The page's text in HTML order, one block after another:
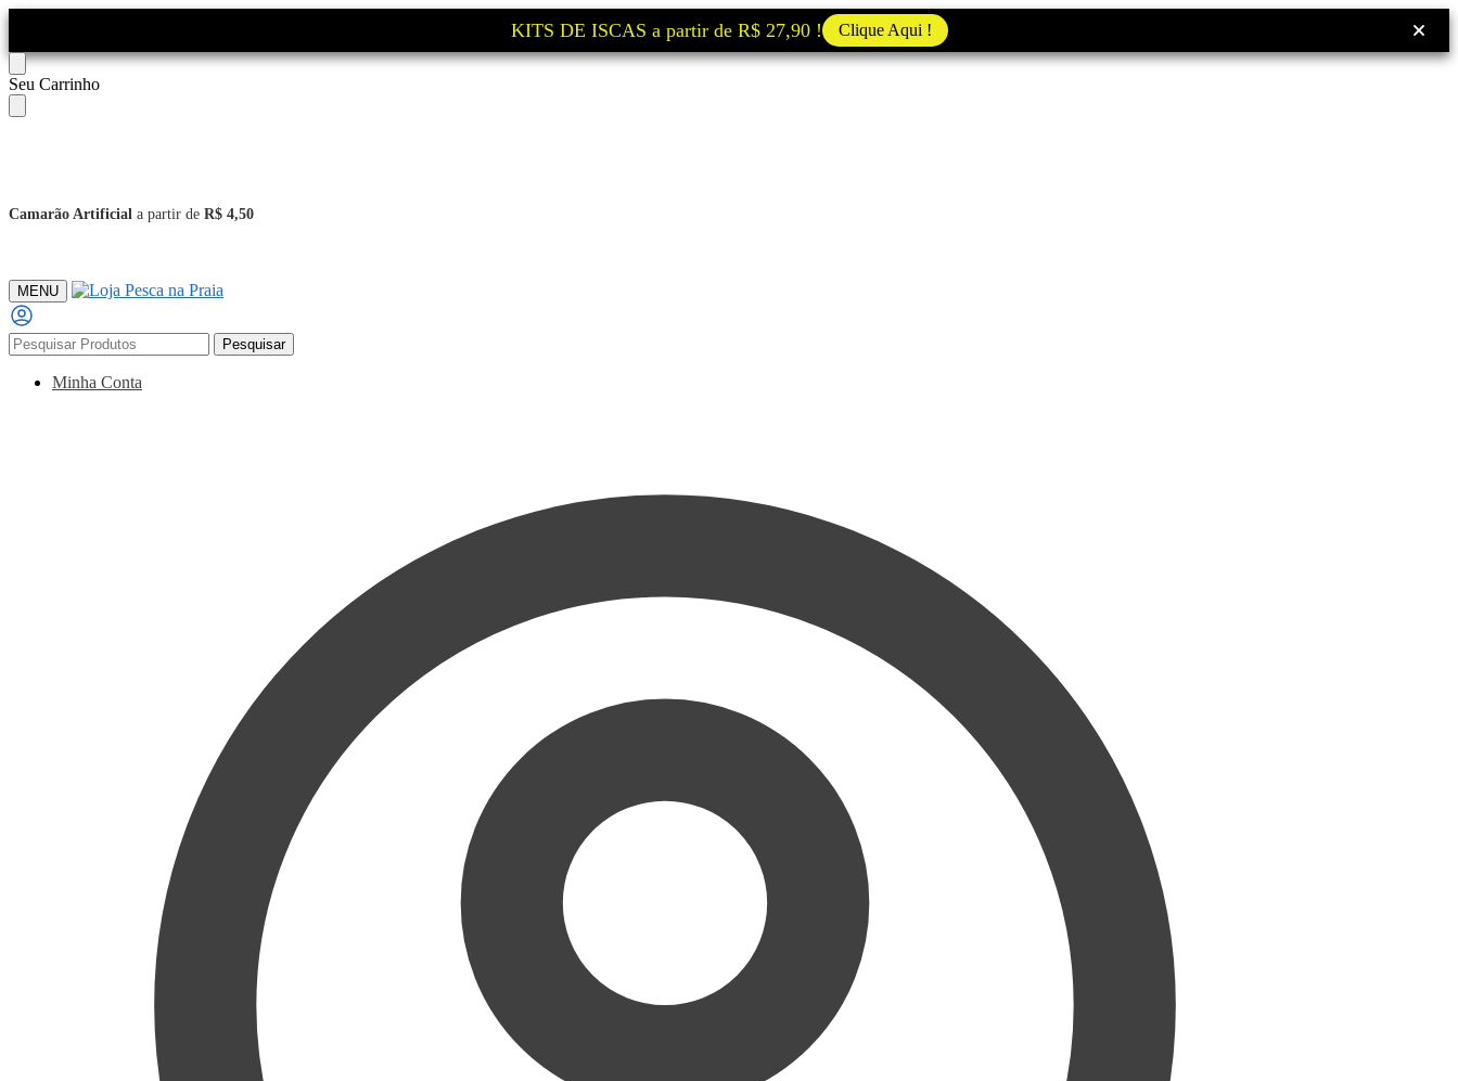
KITS DE ISCAS a partir de R$ 27,90 ! Clique Aqui !
Skip
to
navigation
Skip
to
content
Seu Carrinho
Camarão Artificial a partir de R$ 4,50
MENU
Pesquisar
por:
Pesquisar
Minha Conta